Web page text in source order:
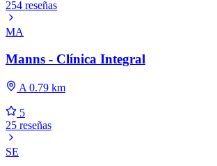
254 reseñas
MA
Manns - Clínica Integral
A 0.79 km
5
25 reseñas
SE